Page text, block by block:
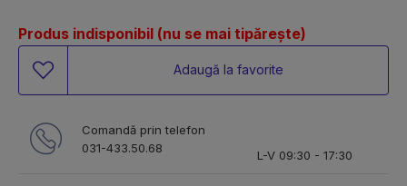
Produs indisponibil (nu se mai tipărește)
Adaugă la favorite
Comandă prin telefon
031-433.50.68
L-V 09:30 - 17:30